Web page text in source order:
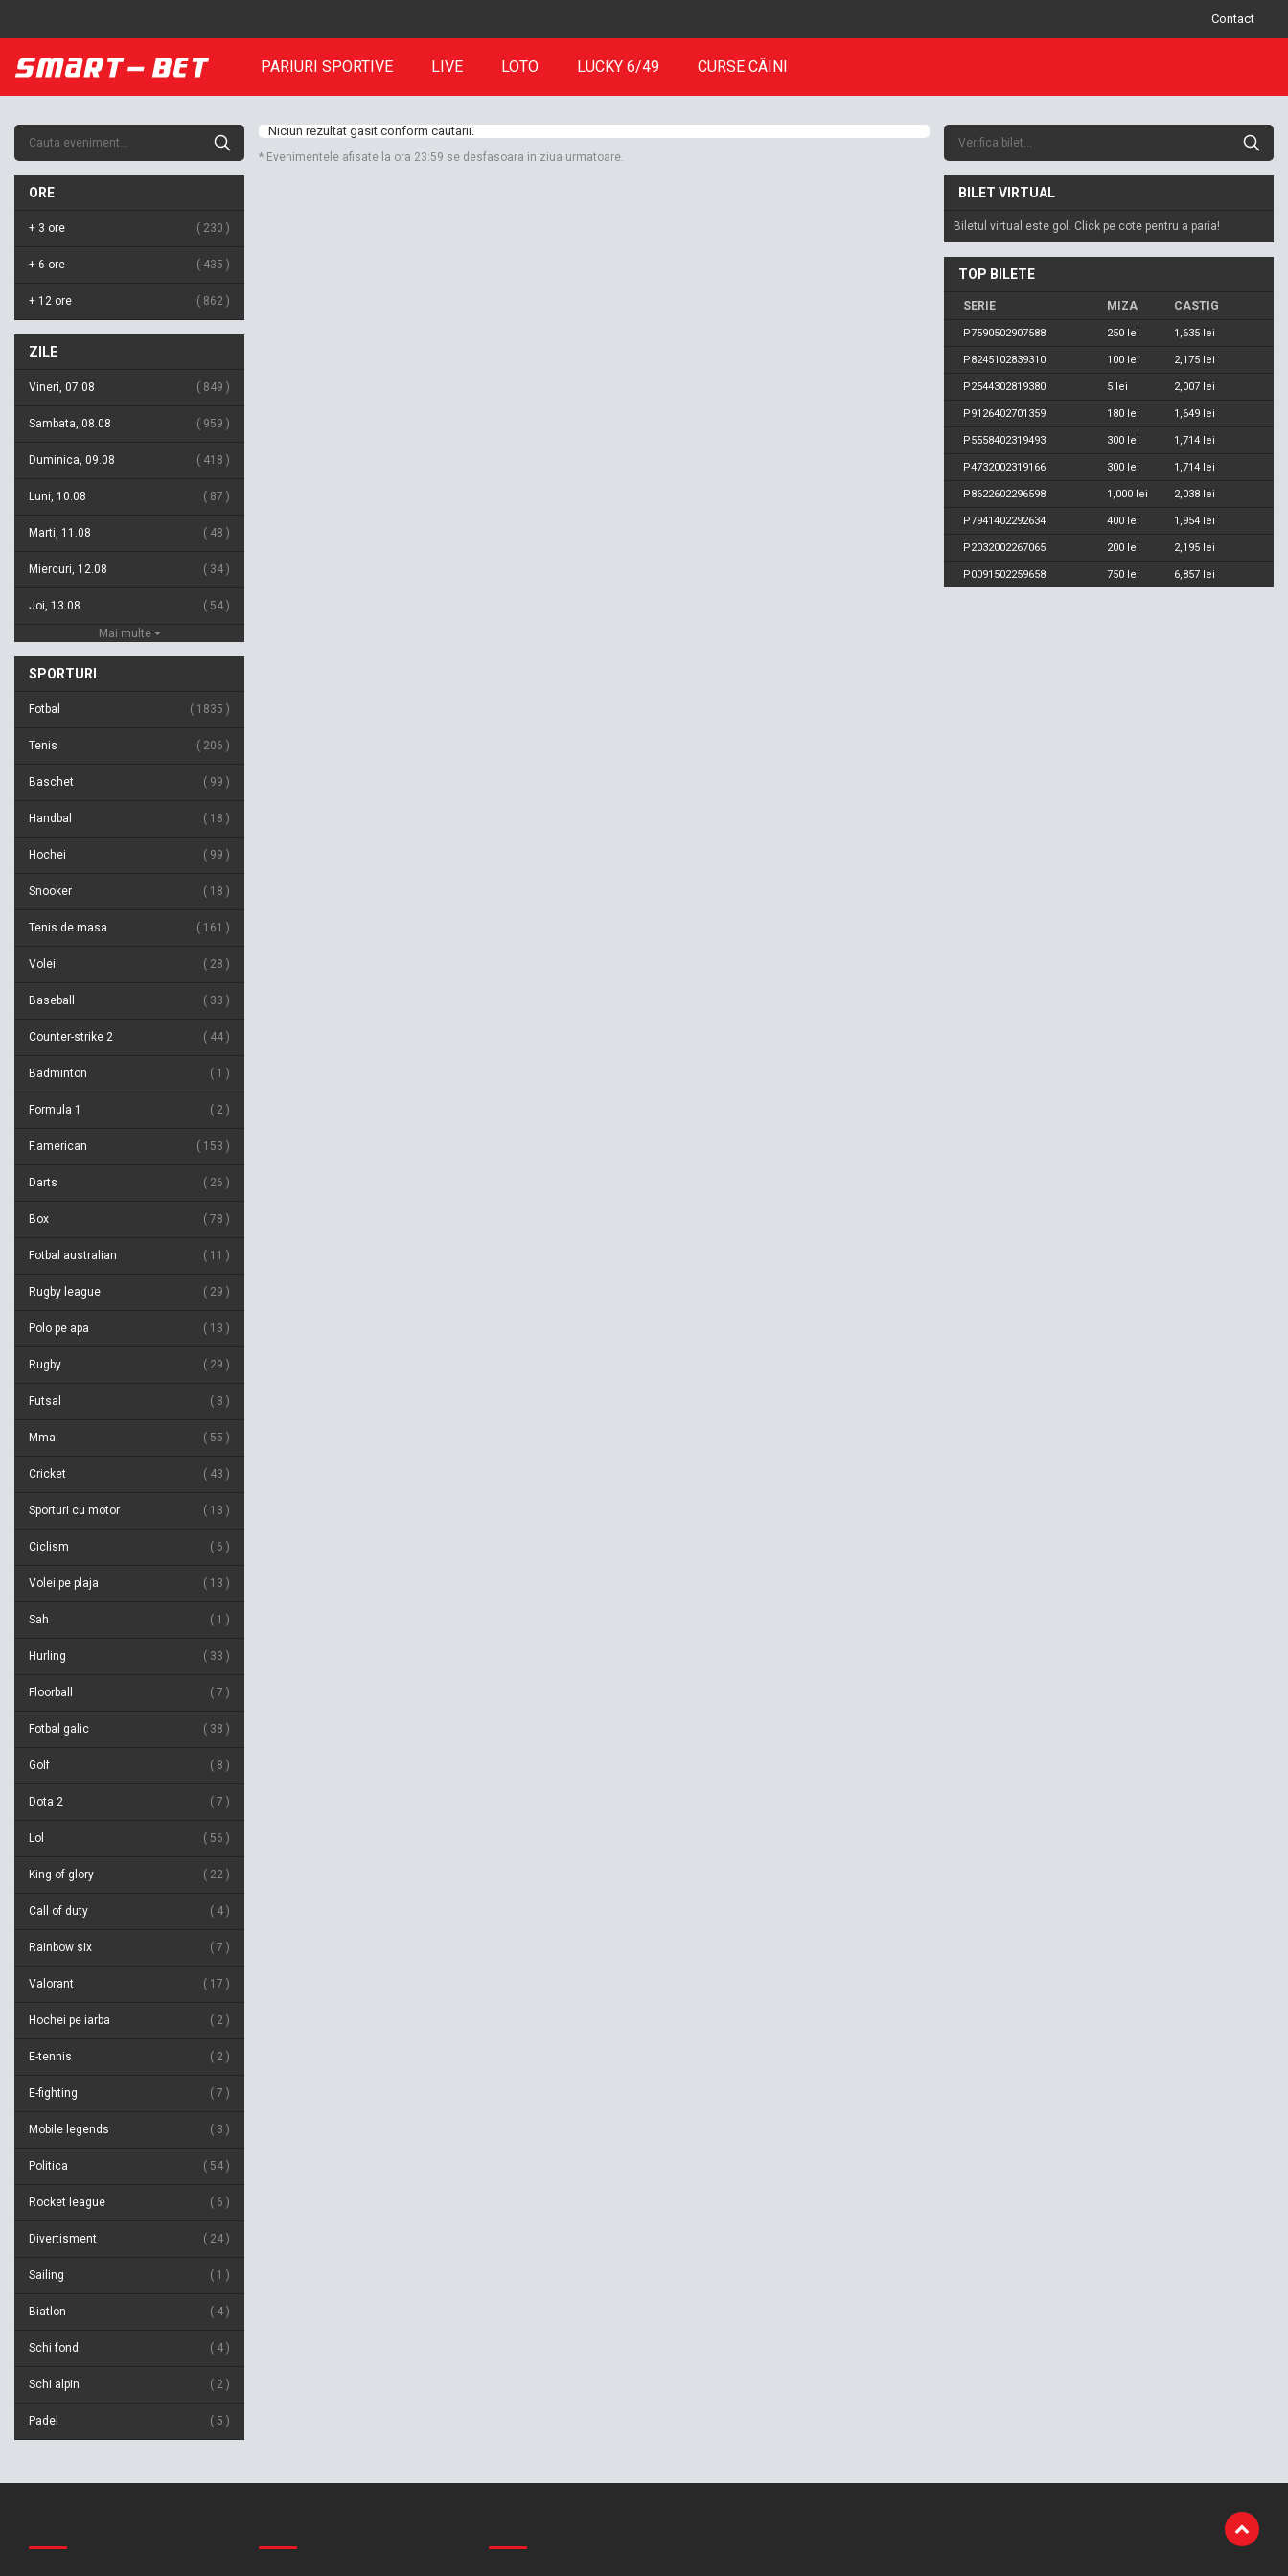
Contact
PARIURI SPORTIVE LIVE LOTO LUCKY 6/49 CURSE CÂINI
ORE
+ 3 ore 230
+ 6 ore 435
+ 12 ore 862
ZILE
Vineri, 07.08 849
Sambata, 08.08 959
Duminica, 09.08 418
Luni, 10.08 87
Marti, 11.08 48
Miercuri, 12.08 34
Joi, 13.08 54
Mai multe
SPORTURI
Fotbal 1835
Tenis 206
Baschet 99
Handbal 18
Hochei 99
Snooker 18
Tenis de masa 161
Volei 28
Baseball 33
Counter-strike 2 44
Badminton 1
Formula 1 2
F.american 153
Darts 26
Box 78
Fotbal australian 11
Rugby league 29
Polo pe apa 13
Rugby 29
Futsal 3
Mma 55
Cricket 43
Sporturi cu motor 13
Ciclism 6
Volei pe plaja 13
Sah 1
Hurling 33
Floorball 7
Fotbal galic 38
Golf 8
Dota 2 7
Lol 56
King of glory 22
Call of duty 4
Rainbow six 7
Valorant 17
Hochei pe iarba 2
E-tennis 2
E-fighting 7
Mobile legends 3
Politica 54
Rocket league 6
Divertisment 24
Sailing 1
Biatlon 4
Schi fond 4
Schi alpin 2
Padel 5
Niciun rezultat gasit conform cautarii.
* Evenimentele afisate la ora 23:59 se desfasoara in ziua urmatoare.
BILET VIRTUAL
Biletul virtual este gol. Click pe cote pentru a paria!
TOP BILETE
SERIE MIZA CASTIG
P7590502907588 250 lei 1,635 lei
P8245102839310 100 lei 2,175 lei
P2544302819380 5 lei 2,007 lei
P9126402701359 180 lei 1,649 lei
P5558402319493 300 lei 1,714 lei
P4732002319166 300 lei 1,714 lei
P8622602296598 1,000 lei 2,038 lei
P7941402292634 400 lei 1,954 lei
P2032002267065 200 lei 2,195 lei
P0091502259658 750 lei 6,857 lei